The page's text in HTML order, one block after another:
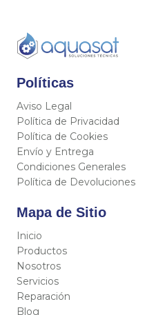
Políticas
Aviso Legal
Política de Privacidad
Política de Cookies
Envío y Entrega
Condiciones Generales
Política de Devoluciones
Mapa de Sitio
Inicio
Productos
Nosotros
Servicios
Reparación
Blog